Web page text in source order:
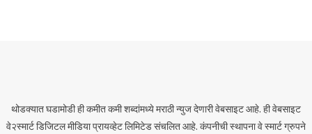
थोडक्यात घडामोडी ही कमीत कमी शब्दांमध्ये मराठी न्युज देणारी वेबसाइट आहे. ही वेबसाइट
वे२स्मार्ट डिजिटल मीडिया प्रायव्हेट लिमिटेड संचलित आहे. कंपनीची स्थापना वे स्मार्ट ग्रुपने